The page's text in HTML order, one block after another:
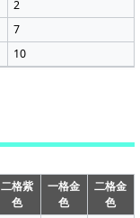
2
7
10
二格紫
色
一格金
色
二格金
色